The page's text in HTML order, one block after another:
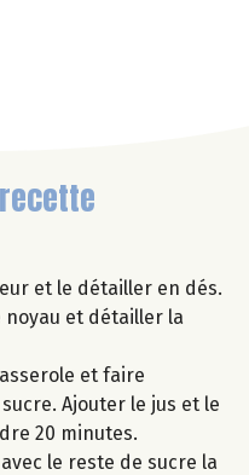
recette
et le détailler en dés.
noyau et détailler la
et faire
Ajouter le jus et le
20 minutes.
le reste de sucre la